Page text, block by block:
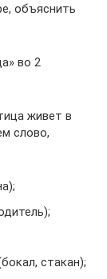
объяснить
во 2
живет в
слово,
стакан);